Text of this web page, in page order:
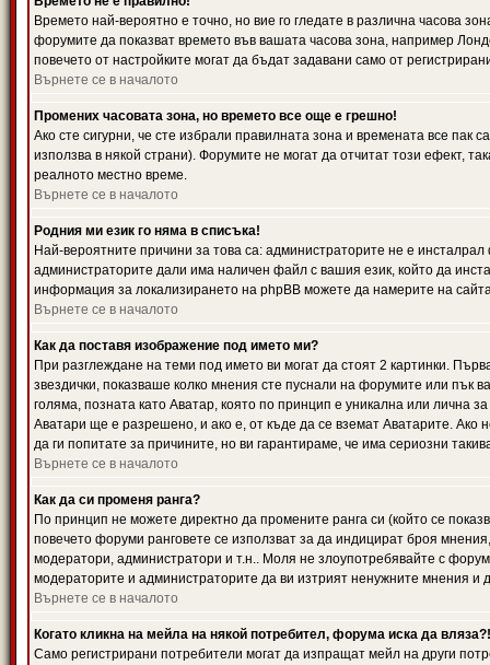
Времето най-вероятно е точно, но вие го гледате в различна часова
форумите да показват времето във вашата часова зона, например
повечето от настройките могат да бъдат задавани само от
Върнете се в началото
Промених часовата зона, но времето все още е грешно!
Ако сте сигурни, че сте избрали правилната зона и времената все
използва в някой страни). Форумите не могат да отчитат този ефект,
реалното местно време.
Върнете се в началото
Родния ми език го няма в списъка!
Най-вероятните причини за това са: администраторите не е
администраторите дали има наличен файл с вашия език, който да
информация за локализирането на phpBB можете да намерите на
Върнете се в началото
Как да поставя изображение под името ми?
При разглеждане на теми под името ви могат да стоят 2 картинки.
звездички, показваше колко мнения сте пуснали на форумите или пък
голяма, позната като Аватар, която по принцип е уникална или лична
Аватари ще е разрешено, и ако е, от къде да се вземат Аватарите.
да ги попитате за причините, но ви гарантираме, че има сериозни
Върнете се в началото
Как да си променя ранга?
По принцип не можете директно да промените ранга си (който се
повечето форуми ранговете се използват за да индицират броя
модератори, администратори и т.н.. Моля не злоупотребявайте с
модераторите и администраторите да ви изтрият ненужните мнения и
Върнете се в началото
Когато кликна на мейла на някой потребител, форума иска да вляза?!
Само регистрирани потребители могат да изпращат мейл на други